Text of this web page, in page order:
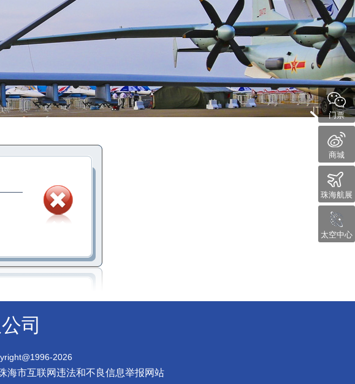
空值。]
司
2026
海市互联网违法和不良信息举报网站
门票
商城
珠海航展
太空中心